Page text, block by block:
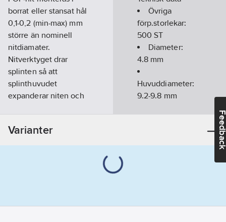
borrat eller stansat hål
0,1-0,2 (min-max) mm
större än nominell
nitdiamater.
Nitverktyget drar
splinten så att
splinthuvudet
expanderar niten och
bestämd
dragspänning går
POP-nit med kullrigt
Övriga
förp.storlekar:
500 ST
Diameter:
4.8 mm
Huvuddiameter:
9.2-9.8 mm
Huvud:
splint:Stål
Varianter